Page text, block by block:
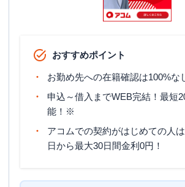
おすすめポイント
お勤め先への在籍確認は100%な
申込～借入までWEB完結！最短
能！※
アコムでの契約がはじめての人
日から最大30日間金利0円！